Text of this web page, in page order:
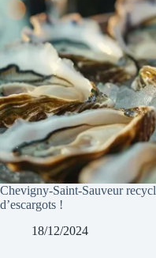
Chevigny-Saint-Sauveur
d’escargots !
18/12/2024